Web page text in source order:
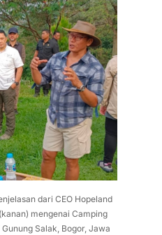
dari CEO Hopeland
mengenai Camping
Salak, Bogor, Jawa